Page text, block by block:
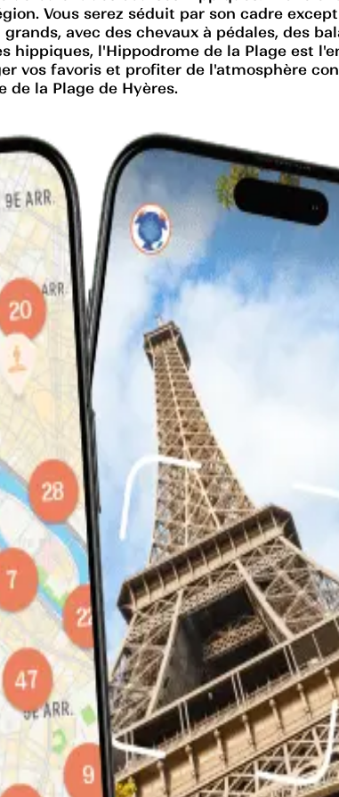
Vous serez séduit par son cadre
avec des chevaux à pédales, des
hippiques, l'Hippodrome de la Plage est
vos favoris et profiter de l'atmosphère
la Plage de Hyères.